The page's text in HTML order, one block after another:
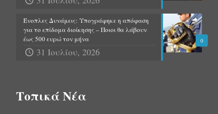
0
Ένοπλες Δυνάμεις: Υπογράφηκε η απόφαση
για το επίδομα διοίκησης – Ποιοι θα λάβουν
έως 500 ευρώ τον μήνα
31 Ιουλίου, 2026
Τοπικά Νέα